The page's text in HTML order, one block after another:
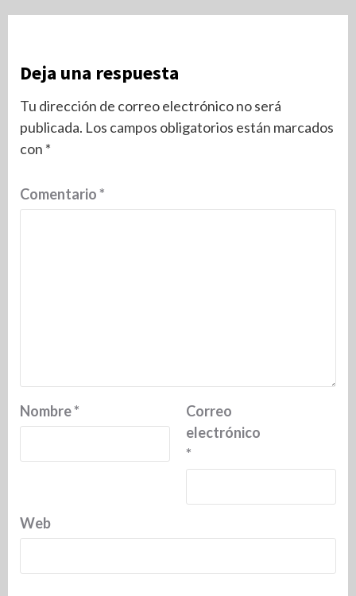
Deja una respuesta
Tu dirección de correo electrónico no será
publicada. Los campos obligatorios están marcados
con *
Comentario*
Nombre*
Correo
electrónico
*
Web